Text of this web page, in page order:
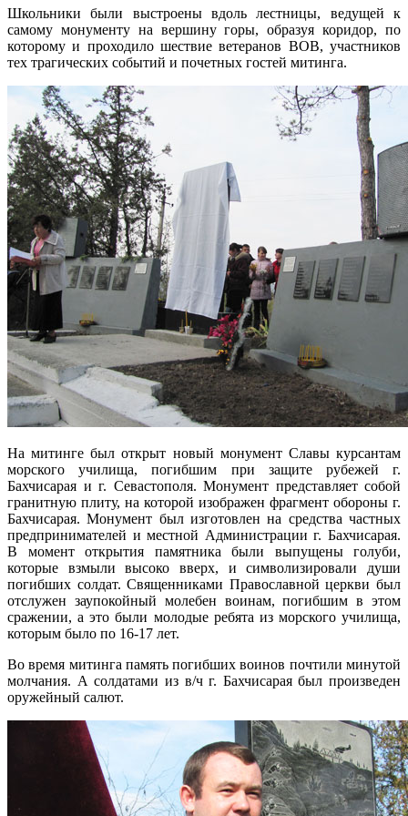
Школьники были выстроены вдоль лестницы, ведущей к
самому монументу на вершину горы, образуя коридор, по
которому и проходило шествие ветеранов ВОВ, участников
тех трагических событий и почетных гостей митинга.
На митинге был открыт новый монумент Славы курсантам
морского училища, погибшим при защите рубежей г.
Бахчисарая и г. Севастополя. Монумент представляет собой
гранитную плиту, на которой изображен фрагмент обороны г.
Бахчисарая. Монумент был изготовлен на средства частных
предпринимателей и местной Администрации г. Бахчисарая.
В момент открытия памятника были выпущены голуби,
которые взмыли высоко вверх, и символизировали души
погибших солдат. Священниками Православной церкви был
отслужен заупокойный молебен воинам, погибшим в этом
сражении, а это были молодые ребята из морского училища,
которым было по 16-17 лет.
Во время митинга память погибших воинов почтили минутой
молчания. А солдатами из в/ч г. Бахчисарая был произведен
оружейный салют.